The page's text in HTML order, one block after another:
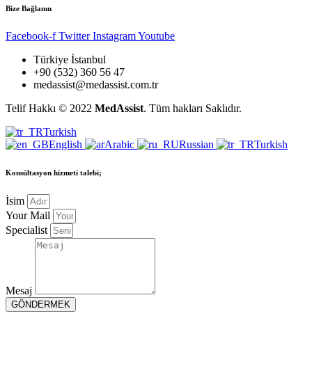
Bize Bağlanın
Facebook-f Twitter InstagramYoutube
Türkiye İstanbul
+90 (532) 360 56 47
medassist@medassist.com.tr
Telif Hakkı © 2022 MedAssist. Tüm hakları Saklıdır.
Turkish
English
Arabic Russian Turkish
Konsültasyon hizmeti talebi;
İsim
Your Mail
Specialist
Mesaj
GÖNDERMEK